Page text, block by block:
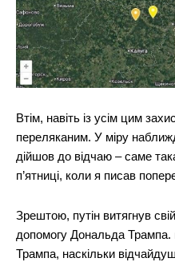
Втім, навіть із усім цим
переляканим. У міру
дійшов до відчаю – саме
п’ятниці, коли я писав
Зрештою, путін витягнув
допомогу Дональда Трампа.
Трампа, наскільки